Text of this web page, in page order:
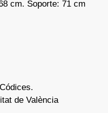
cm. Soporte: 71 cm
de València